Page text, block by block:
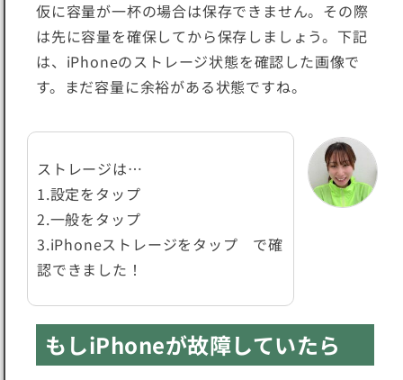
仮に容量が一杯の場合は保存できません。その際
は先に容量を確保してから保存しましょう。下記
は、iPhoneのストレージ状態を確認した画像で
す。まだ容量に余裕がある状態ですね。
ストレージは…
1.設定をタップ
2.一般をタップ
3.iPhoneストレージをタップ で確
認できました！
もしiPhoneが故障していたら